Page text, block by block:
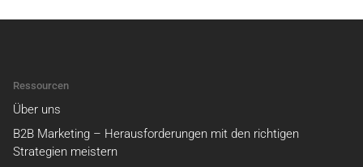
Ressourcen
Über uns
B2B Marketing – Herausforderungen mit den richtigen
Strategien meistern